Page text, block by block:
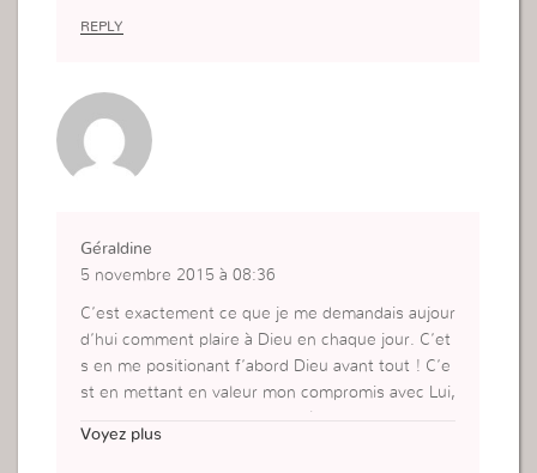
REPLY
Géraldine
5 novembre 2015 à 08:36
C’est exactement ce que je me demandais aujour
d’hui comment plaire à Dieu en chaque jour. C’et
s en me positionant f’abord Dieu avant tout ! C’e
st en mettant en valeur mon compromis avec Lui,
e ca que je ferai la différence.
Voyez plus